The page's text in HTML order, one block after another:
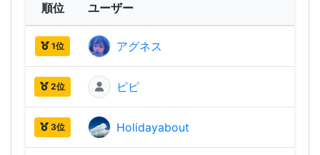
順位 ユーザー
1位 アグネス
2位 ピピ
3位 Holidayabout